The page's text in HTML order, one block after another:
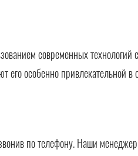
современных
особенно привлекательной
по телефону. Наши